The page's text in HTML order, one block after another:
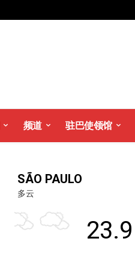
频道 驻巴使领馆
SÃO PAULO
多云
23.9